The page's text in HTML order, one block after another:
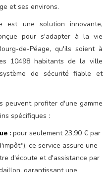
et ses environs.
est une solution innovante,
pour s'adapter à la vie
de-Péage, qu'ils soient à
10498 habitants de la ville
de sécurité fiable et
peuvent profiter d'une gamme
spécifiques :
: pour seulement 23,90 € par
ce service assure une
d'écoute et d'assistance par